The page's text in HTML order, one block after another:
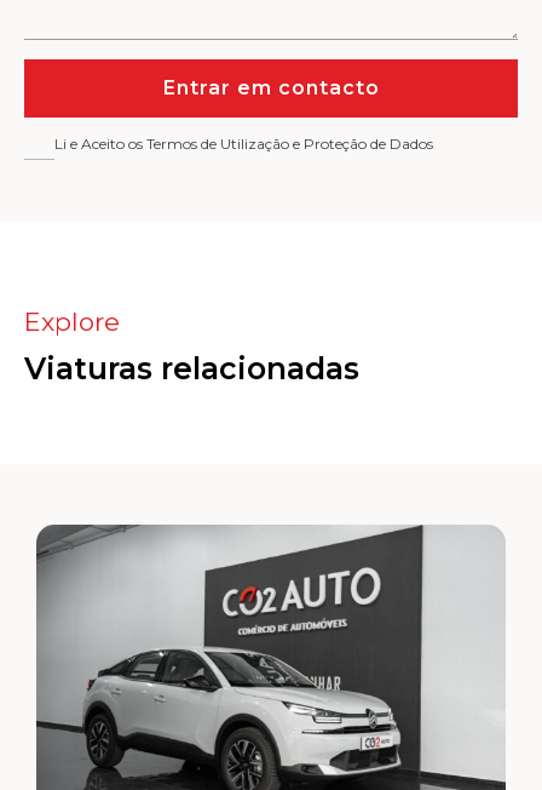
Entrar em contacto
Li e Aceito os Termos de Utilização e Proteção de Dados
Explore
Viaturas relacionadas